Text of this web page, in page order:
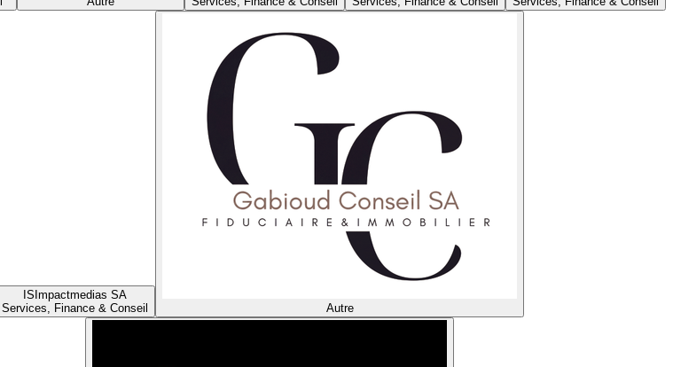
IS Impactmedias SA
Services, Finance & Conseil
Autre